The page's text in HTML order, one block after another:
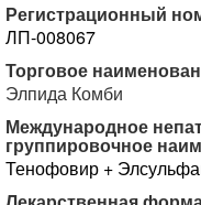
Регистрационный
ЛП-008067
Торговое
Элпида Комби
Международное
группировочное
Тенофовир +